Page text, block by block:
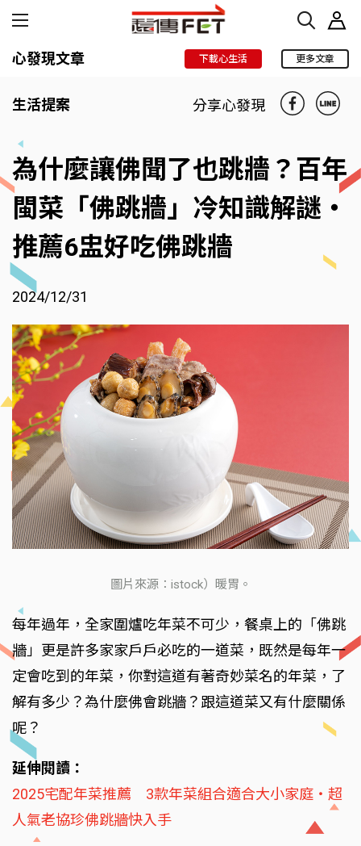
心發現文章 下載心生活 更多文章
生活提案 分享心發現
為什麼讓佛聞了也跳牆？百年
閩菜「佛跳牆」冷知識解謎‧
推薦6盅好吃佛跳牆
2024/12/31
圖片來源：istock）暖胃。
每年過年，全家圍爐吃年菜不可少，餐桌上的「佛跳
牆」更是許多家家戶戶必吃的一道菜，既然是每年一
定會吃到的年菜，你對這道有著奇妙菜名的年菜，了
解有多少？為什麼佛會跳牆？跟這道菜又有什麼關係
呢？
延伸閱讀：
2025宅配年菜推薦 3款年菜組合適合大小家庭‧超
人氣老協珍佛跳牆快入手